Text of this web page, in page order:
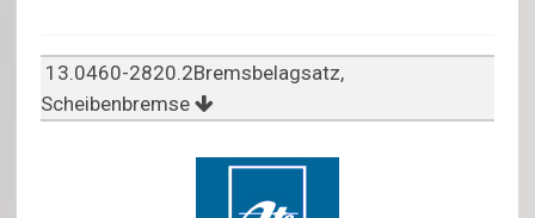
13.0460-2820.2Bremsbelagsatz,
Scheibenbremse